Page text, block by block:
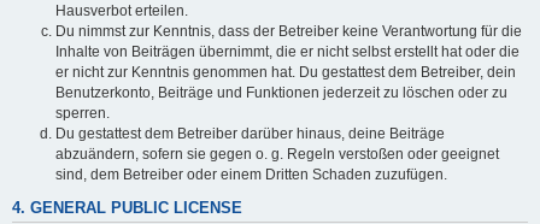
Hausverbot erteilen.
Du nimmst zur Kenntnis, dass der Betreiber keine Verantwortung für die
Inhalte von Beiträgen übernimmt, die er nicht selbst erstellt hat oder die
er nicht zur Kenntnis genommen hat. Du gestattest dem Betreiber, dein
Benutzerkonto, Beiträge und Funktionen jederzeit zu löschen oder zu
sperren.
Du gestattest dem Betreiber darüber hinaus, deine Beiträge
abzuändern, sofern sie gegen o. g. Regeln verstoßen oder geeignet
sind, dem Betreiber oder einem Dritten Schaden zuzufügen.
4. GENERAL PUBLIC LICENSE